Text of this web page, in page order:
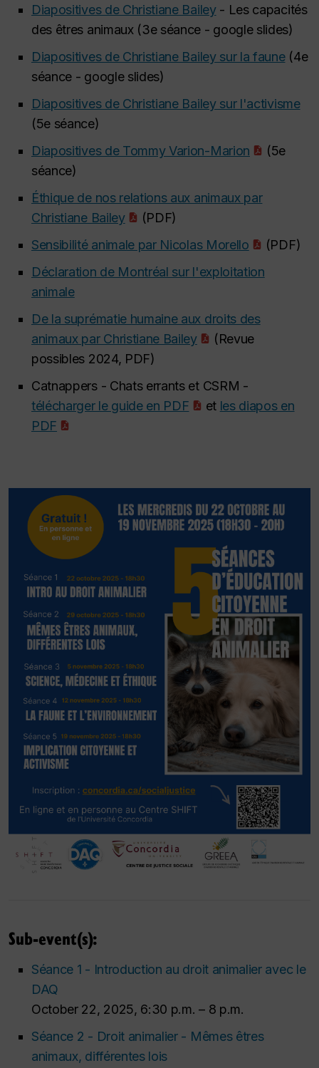
Diapositives de Christiane Bailey- Les capacités
des êtres animaux (3e séance - google slides)
Diapositives de Christiane Bailey sur la faune(4e
séance - google slides)
Diapositives de Christiane Bailey sur l'activisme
(5e séance)
Diapositives de Tommy Varion-Marion
(5e
séance)
Éthique de nos relations aux animaux par
Christiane Bailey
(PDF)
Sensibilité animale par Nicolas Morello
(PDF)
Déclaration de Montréal sur l'exploitation
animale
De la suprématie humaine aux droits des
animaux par Christiane Bailey
(Revue
possibles 2024, PDF)
Catnappers - Chats errants et CSRM -
télécharger le guide en PDF
et les diapos en
PDF
Sub-event(s):
Séance 1 - Introduction au droit animalier avec le
DAQ
October 22, 2025, 6:30 p.m. – 8 p.m.
Séance 2 - Droit animalier - Mêmes êtres
animaux, différentes lois